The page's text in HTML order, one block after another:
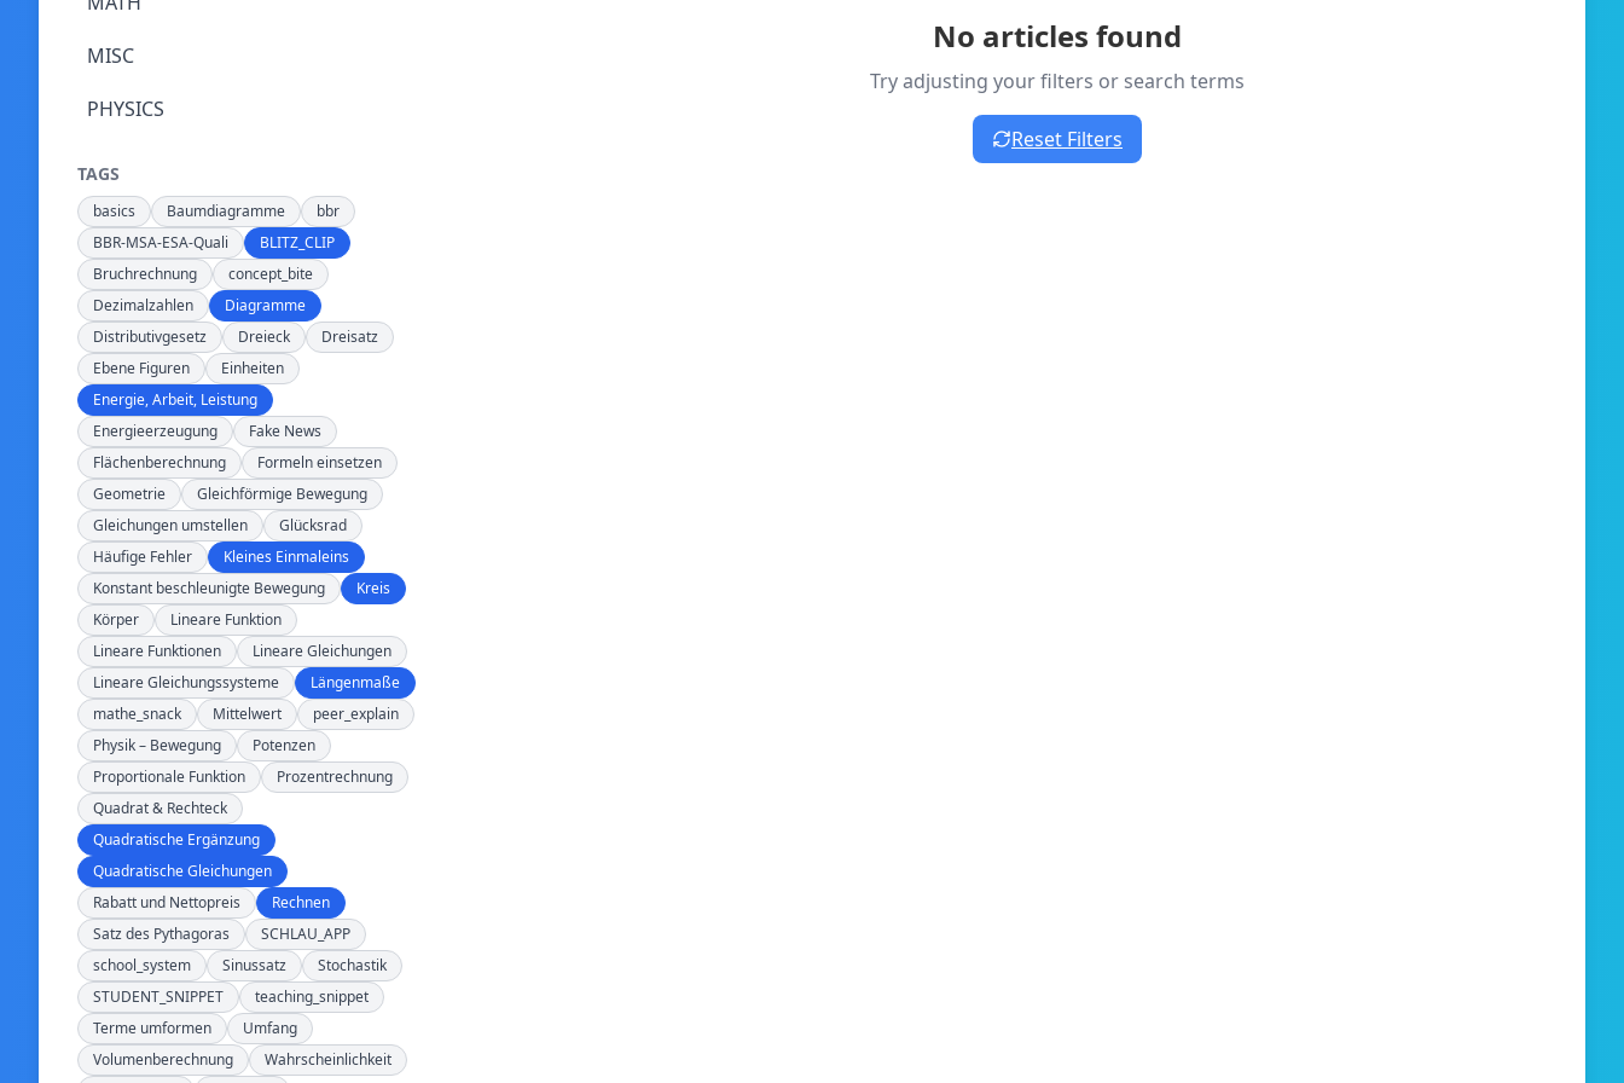
MISC
PHYSICS
TAGS
basics Baumdiagramme
bbr
BBR-MSA-ESA-Quali
BLITZ_CLIP
Bruchrechnung
concept_bite
Dezimalzahlen
Diagramme
Distributivgesetz
Dreieck
Dreisatz
Ebene Figuren
Einheiten
Energie, Arbeit, Leistung
Energieerzeugung
Fake News
Flächenberechnung
Formeln einsetzen
Geometrie
Gleichförmige Bewegung
Gleichungen umstellen
Glücksrad
Häufige Fehler
Kleines Einmaleins
Konstant beschleunigte Bewegung
Kreis
Körper
Lineare Funktion
Lineare Funktionen
Lineare Gleichungen
Lineare Gleichungssysteme
Längenmaße
mathe_snack
Mittelwert
peer_explain
Physik – Bewegung
Potenzen
Proportionale Funktion
Prozentrechnung
Quadrat & Rechteck
Quadratische Ergänzung
Quadratische Gleichungen
Rabatt und Nettopreis
Rechnen
Satz des Pythagoras
SCHLAU_APP
school_system
Sinussatz
Stochastik
STUDENT_SNIPPET
teaching_snippet
Terme umformen
Umfang
Volumenberechnung
Wahrscheinlichkeit
No articles found
Try adjusting your filters or search terms
Reset Filters